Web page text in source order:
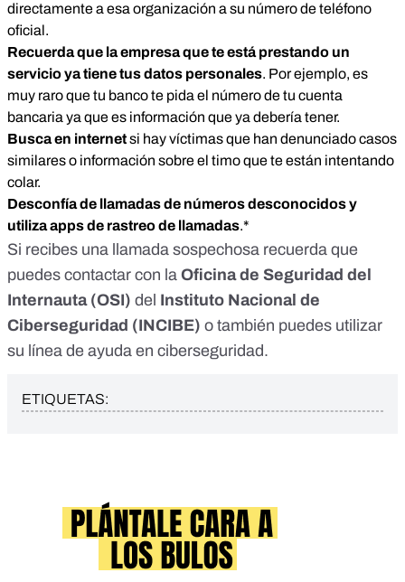
directamente a esa organización a su número de teléfono
oficial.
Recuerda que la empresa que te está prestando un
servicio ya tiene tus datos personales. Por ejemplo, es
muy raro que tu banco te pida el número de tu cuenta
bancaria ya que es información que ya debería tener.
Busca en internetsi hay víctimas que han denunciado casos
similares o información sobre el timo que te están intentando
colar.
Desconfía de llamadas de números desconocidos y
utiliza apps de rastreo de llamadas.*
Si recibes una llamada sospechosa recuerda que
puedes contactar con la Oficina de Seguridad del
Internauta(OSI) del Instituto Nacional de
Ciberseguridad (INCIBE) o también puedes utilizar
su línea de ayuda en ciberseguridad.
ETIQUETAS: